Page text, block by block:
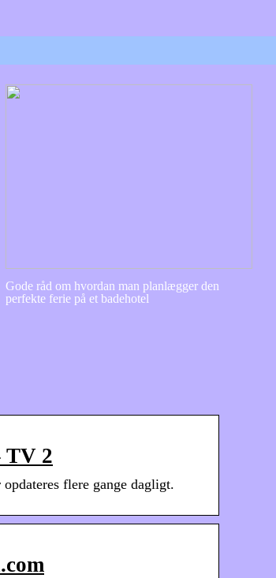
Gode råd om hvordan man planlægger den
perfekte ferie på et badehotel
TV 2
flere gange dagligt.